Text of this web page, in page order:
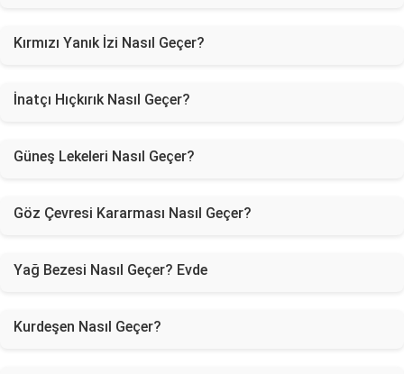
Kırmızı Yanık İzi Nasıl Geçer?
İnatçı Hıçkırık Nasıl Geçer?
Güneş Lekeleri Nasıl Geçer?
Göz Çevresi Kararması Nasıl Geçer?
Yağ Bezesi Nasıl Geçer? Evde
Kurdeşen Nasıl Geçer?